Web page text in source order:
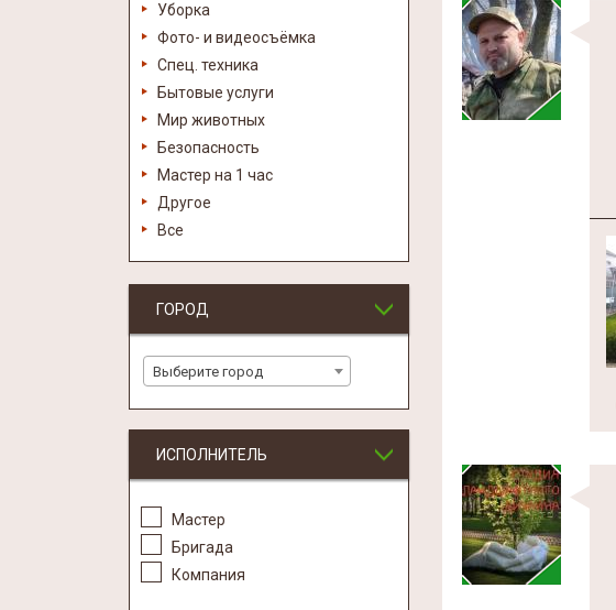
Уборка
Фото- и видеосъёмка
Спец. техника
Бытовые услуги
Мир животных
Безопасность
Мастер на 1 час
Другое
Все
ГОРОД
Выберите город
ИСПОЛНИТЕЛЬ
Мастер
Бригада
Компания